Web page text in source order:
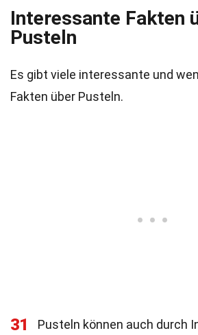
Interessante Fakten
Pusteln
Es gibt viele interessante und
Fakten über Pusteln.
31
Pusteln können auch durch